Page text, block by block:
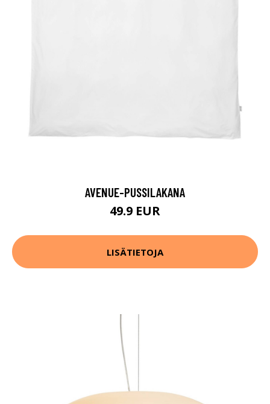
AVENUE-PUSSILAKANA
49.9 EUR
LISÄTIETOJA